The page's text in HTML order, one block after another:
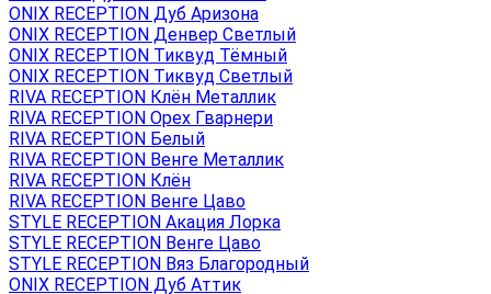
ONIX RECEPTION Дуб Аризона
ONIX RECEPTION Денвер Светлый
ONIX RECEPTION Тиквуд Тёмный
ONIX RECEPTION Тиквуд Светлый
RIVA RECEPTION Клён Металлик
RIVA RECEPTION Орех Гварнери
RIVA RECEPTION Белый
RIVA RECEPTION Венге Металлик
RIVA RECEPTION Клён
RIVA RECEPTION Венге Цаво
STYLE RECEPTION Акация Лорка
STYLE RECEPTION Венге Цаво
STYLE RECEPTION Вяз Благородный
ONIX RECEPTION Дуб Аттик